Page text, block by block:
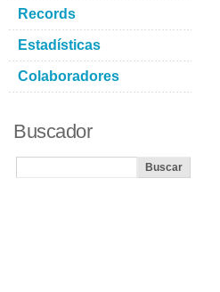
Records
Estadísticas
Colaboradores
Buscador